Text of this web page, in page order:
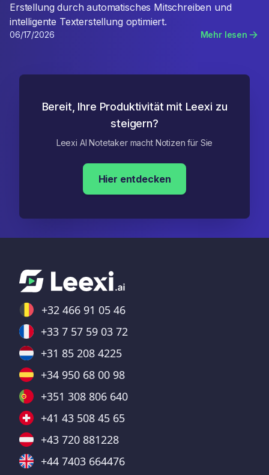
Erstellung durch automatisches Mitschreiben und
intelligente Texterstellung optimiert.
06/17/2026 Mehr lesen
Bereit, Ihre Produktivität mit Leexi zu
steigern?
Leexi AI Notetaker macht Notizen für Sie
Hier entdecken
+32 466 91 05 46
+33 7 57 59 03 72
+31 85 208 4225
+34 950 68 00 98
+351 308 806 640
+41 43 508 45 65
+43 720 881228
+44 7403 664476